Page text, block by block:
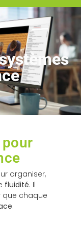
organiser,
fluidité. Il
que chaque
.